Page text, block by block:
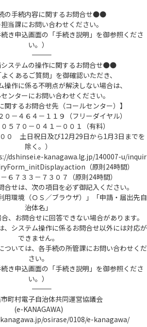
手続内容に関するお問合せ●●
当課にお問い合わせください。
続き申込画面の「手続き説明」を御参照くださ
い。）
――――――――――――――――――――――――――――――――――――――――――――――――――
ステムの操作に関するお問合せ●●
くあるご質問」を御確認いただき、
操作に係る不明点が解決しない場合は、
ンターにお問い合わせください。
関するお問合せ先（コールセンター）】
０－４６４－１１９（フリーダイヤル）
５７０－０４１－００１（有料）
０ 土日祝日及び12月29日から1月3日までを
除く。）
dshinsei.e-kanagawa.lg.jp/140007-u/inquir
（原則24時間）
６７３３－７３０７（原則24時間）
せは、次の項目を必ず御記入ください。
用環境（ＯＳ／ブラウザ）」「申請・届出先自
治体名」
、お問合せに回答できない場合があります。
システム操作に係るお問合せ以外には対応が
できません。
ついては、各手続の所管課にお問い合わせくだ
さい。
続き申込画面の「手続き説明」を御参照くださ
い。）
――――――――――――――――――――――――――――――――――――――――――――――――――
町村電子自治体共同運営協議会
(e-KANAGAWA)
osirase/0108/e-kanagawa/